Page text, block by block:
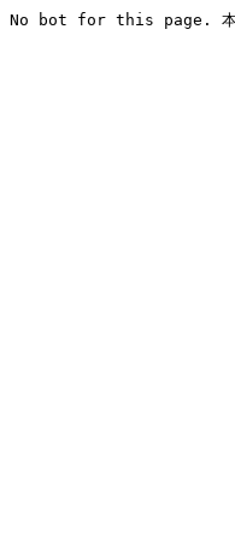
No bot for this page. 本页面